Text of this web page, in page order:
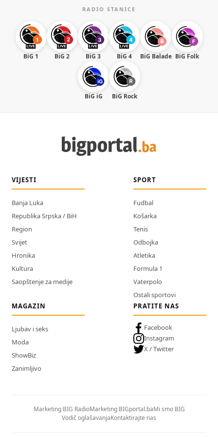
RADIO STANICE
BiG 1 BiG 2 BiG 3 BiG 4 BiG Balade BiG Folk
BiG iG BiG Rock
VIJESTI
Banja Luka
Republika Srpska / BiH
Region
Svijet
Hronika
Kultura
Saopštenje za medije
SPORT
Fudbal
Košarka
Tenis
Odbojka
Atletika
Formula 1
Vaterpolo
Ostali sportovi
MAGAZIN
Ljubav i seks
Moda
ShowBiz
Zanimljivo
PRATITE NAS
Facebook
Instagram
X / Twitter
Marketing BIG RadioMarketing BIGportal.baMi smo BIG
Vodič oglašavanjaKontaktirajte nas